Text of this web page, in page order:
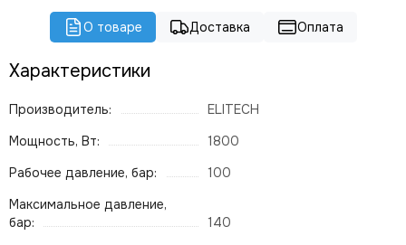
О товаре Доставка Оплата
Характеристики
Производитель:
ELITECH
Мощность, Вт:
1800
Рабочее давление, бар:
100
Максимальное давление,
бар:
140